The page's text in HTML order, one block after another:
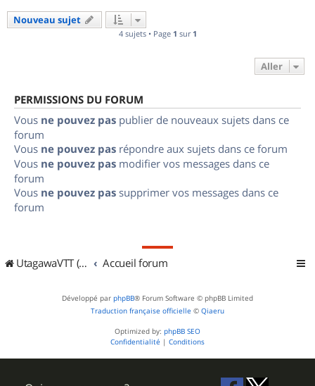
Nouveau sujet
4 sujets • Page 1 sur 1
Aller
PERMISSIONS DU FORUM
Vous ne pouvez pas publier de nouveaux sujets dans ce
forum
Vous ne pouvez pas répondre aux sujets dans ce forum
Vous ne pouvez pas modifier vos messages dans ce
forum
Vous ne pouvez pas supprimer vos messages dans ce
forum
UtagawaVTT (Randos VTT et VTTAE avec traces GPS) Accueil forum
Développé par phpBB® Forum Software © phpBB Limited
Traduction française officielle © Qiaeru
Optimized by: phpBB SEO
Confidentialité | Conditions